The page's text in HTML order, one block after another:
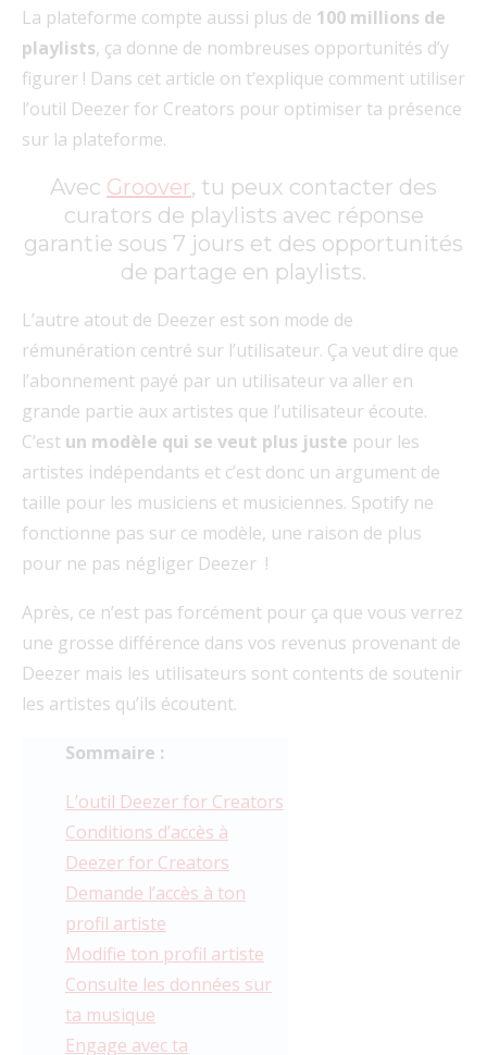
La plateforme compte aussi plus de 100 millions de
playlists, ça donne de nombreuses opportunités d’y
figurer ! Dans cet article on t’explique comment utiliser
l’outil Deezer for Creators pour optimiser ta présence
sur la plateforme.
Avec Groover, tu peux contacter des
curators de playlists avec réponse
garantie sous 7 jours et des opportunités
de partage en playlists.
L’autre atout de Deezer est son mode de
rémunération centré sur l’utilisateur. Ça veut dire que
l’abonnement payé par un utilisateur va aller en
grande partie aux artistes que l’utilisateur écoute.
C’est un modèle qui se veut plus juste pour les
artistes indépendants et c’est donc un argument de
taille pour les musiciens et musiciennes. Spotify ne
fonctionne pas sur ce modèle, une raison de plus
pour ne pas négliger Deezer !
Après, ce n’est pas forcément pour ça que vous verrez
une grosse différence dans vos revenus provenant de
Deezer mais les utilisateurs sont contents de soutenir
les artistes qu’ils écoutent.
Sommaire :
L’outil Deezer for Creators
Conditions d’accès à
Deezer for Creators
Demande l’accès à ton
profil artiste
Modifie ton profil artiste
Consulte les données sur
ta musique
Engage avec ta